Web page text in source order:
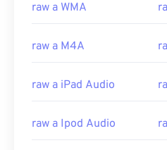
raw a WMA
raw a M4A
raw a iPad Audio
raw a Ipod Audio